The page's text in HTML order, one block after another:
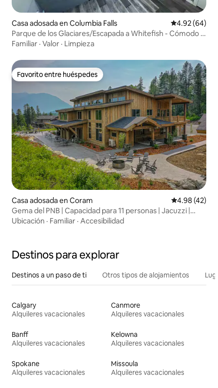
Casa adosada en Columbia Falls Calificación
4.92 (64)
Parque de los Glaciares/Escapada a Whitefish - Cómodo y
renovado
Familiar · Valor · Limpieza
Favorito entre huéspedes
Favorito entre huéspedes
Casa adosada en Coram Calificación
4.98 (42)
Gema del PNB | Capacidad para 11 personas | Jacuzzi |
Alójate aquí | Lujo
Ubicación · Familiar · Accesibilidad
Destinos para explorar
Destinos a un paso de ti Otros tipos de alojamientos
Calgary
Alquileres vacacionales
Canmore
Alquileres vacacionales
Banff
Alquileres vacacionales
Kelowna
Alquileres vacacionales
Spokane
Alquileres vacacionales
Missoula
Alquileres vacacionales